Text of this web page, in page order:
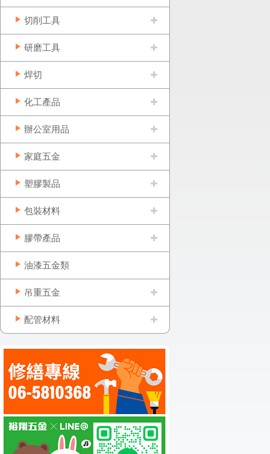
切削工具
研磨工具
焊切
化工產品
辦公室用品
家庭五金
塑膠製品
包裝材料
膠帶產品
油漆五金類
吊重五金
配管材料